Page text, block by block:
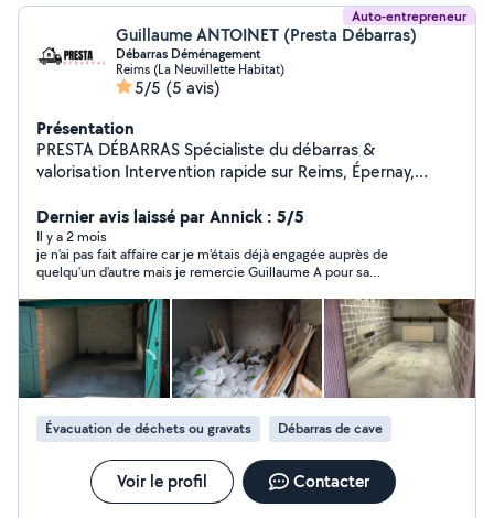
Auto-entrepreneur
Guillaume ANTOINET (Presta Débarras)
Débarras Déménagement
Reims (La Neuvillette Habitat)
5/5 (5 avis)
Présentation
PRESTA DÉBARRAS Spécialiste du débarras &
valorisation Intervention rapide sur Reims, Épernay,
maisons, appartements, caves, greniers, garages, box
Accompagnement au déménagement : tri, enlèvement,
allègement des volumes Valorisation : estimation,
expertise, rachat et revente d'objets Tri, recyclage et
nettoyage possible en fin d'intervention Formules
adaptées : Gratuit, Rémunéré ou Facturé selon la valeur
des biens Devis gratuit et réponse rapide (sous 24h)
Interventions pour particuliers et professionnels
succession, déménagement, logement insalubre, etc.
Dernier avis laissé par Annick : 5/5
Il y a 2 mois
je n'ai pas fait affaire car je m'étais déjà engagée auprès de
quelqu'un d'autre mais je remercie Guillaume A pour sa
Évacuation de déchets ou gravats Débarras de cave
Voir le profil Contacter